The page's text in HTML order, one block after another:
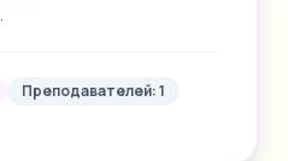
Преподавателей: 1